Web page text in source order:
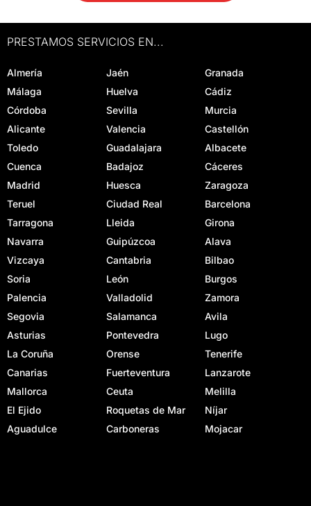
PRESTAMOS SERVICIOS EN...
Almería Jaén
Granada
Málaga
Huelva
Cádiz
Córdoba
Sevilla
Murcia
Alicante
Valencia
Castellón
Toledo
Guadalajara
Albacete
Cuenca
Badajoz
Cáceres
Madrid
Huesca
Zaragoza
Teruel
Ciudad Real
Barcelona
Tarragona
Lleida
Girona
Navarra
Guipúzcoa
Alava
Vizcaya
Cantabria
Bilbao
Soria
León
Burgos
Palencia
Valladolid
Zamora
Segovia
Salamanca
Avila
Asturias
Pontevedra
Lugo
La Coruña
Orense
Tenerife
Canarias
Fuerteventura
Lanzarote
Mallorca
Ceuta
Melilla
El Ejido
Roquetas de Mar
Níjar
Aguadulce
Carboneras Mojacar